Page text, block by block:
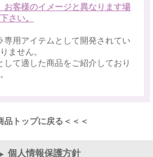
お客様のイメージと異なります場
さい。
専用アイテムとして開発されてい
ません。
て適した商品をご紹介しており
品トップに戻る＜＜＜
個人情報保護方針